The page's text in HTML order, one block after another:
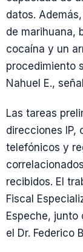
datos.
de marihuana,
cocaína y un
procedimiento
Nahuel E.,
Las tareas
direcciones IP,
telefónicos y
recibidos. El
Fiscal
Espeche, junto
el Dr. Federico